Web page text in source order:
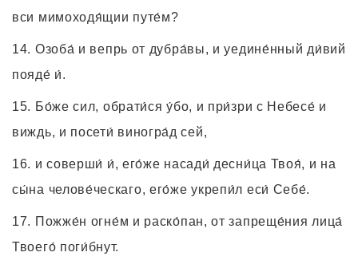
вси мимоходя́щии путе́м?
Озоба́ и вепрь от дубра́вы, и уедине́нный ди́вий
пояде́ и́.
Бо́же сил, обрати́ся у́бо, и при́зри с Небесе́ и
виждь, и посети́ виногра́д сей,
и соверши́ и́, его́же насади́ десни́ца Твоя́, и на
сы́на челове́ческаго, его́же укрепи́л еси́ Себе́.
Пожже́н огне́м и раско́пан, от запреще́ния лица́
Твоего́ поги́бнут.